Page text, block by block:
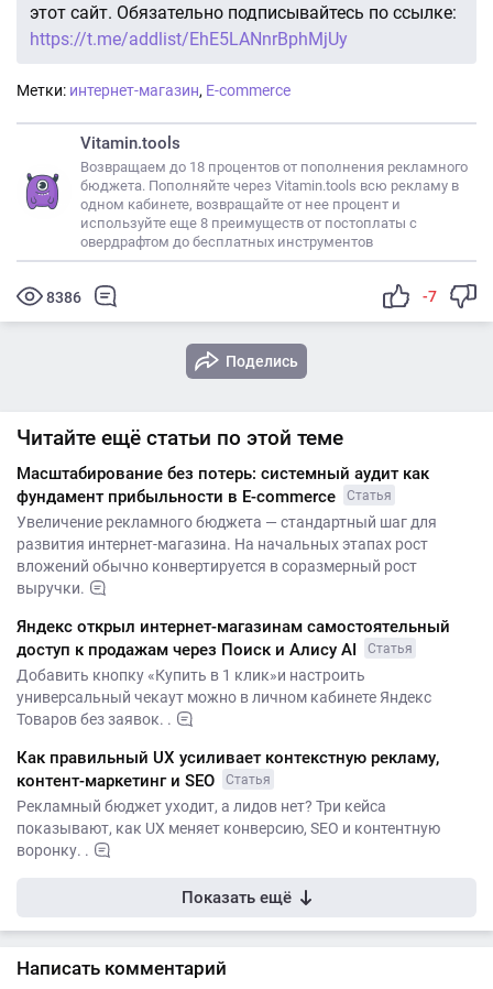
этот сайт. Обязательно подписывайтесь по ссылке:
https://t.me/addlist/EhE5LANnrBphMjUy
Метки: интернет-магазин, E-commerce
Vitamin.tools
Возвращаем до 18 процентов от пополнения рекламного
бюджета. Пополняйте через Vitamin.tools всю рекламу в
одном кабинете, возвращайте от нее процент и
используйте еще 8 преимуществ от постоплаты с
овердрафтом до бесплатных инструментов
8386 -7
Поделись
Читайте ещё статьи по этой теме
Масштабирование без потерь: системный аудит как
фундамент прибыльности в E-commerce
Статья
Увеличение рекламного бюджета — стандартный шаг для
развития интернет-магазина. На начальных этапах рост
вложений обычно конвертируется в соразмерный рост
выручки.
Яндекс открыл интернет-магазинам самостоятельный
доступ к продажам через Поиск и Алису AI
Статья
Добавить кнопку «Купить в 1 клик»и настроить
универсальный чекаут можно в личном кабинете Яндекс
Товаров без заявок. .
Как правильный UX усиливает контекстную рекламу,
контент-маркетинг и SEO
Статья
Рекламный бюджет уходит, а лидов нет? Три кейса
показывают, как UX меняет конверсию, SEO и контентную
воронку. .
Показать ещё
Написать комментарий